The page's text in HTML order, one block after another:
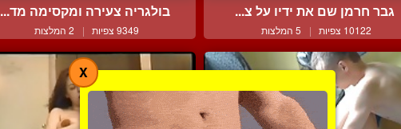
גבר חרמן שם את ידיו על צ...
10122 צפיות | 5 המלצות
בולגריה צעירה ומקסימה מד...
9349 צפיות | 2 המלצות
X